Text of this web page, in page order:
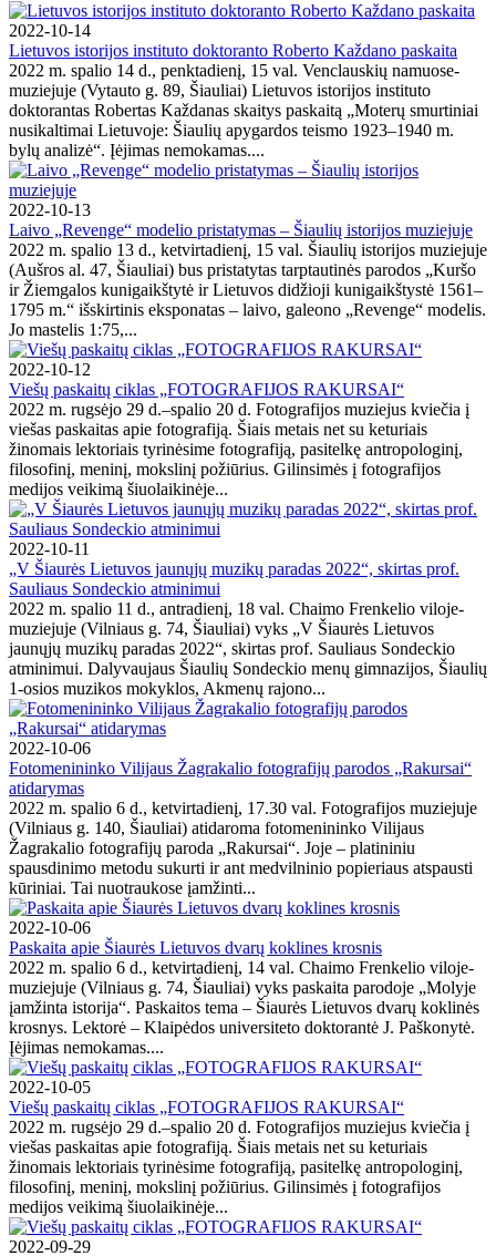
2022-10-14
Lietuvos istorijos instituto doktoranto Roberto Každano paskaita
2022 m. spalio 14 d., penktadienį, 15 val. Venclauskių namuose-
muziejuje (Vytauto g. 89, Šiauliai) Lietuvos istorijos instituto
doktorantas Robertas Každanas skaitys paskaitą „Moterų smurtiniai
nusikaltimai Lietuvoje: Šiaulių apygardos teismo 1923–1940 m.
bylų analizė“. Įėjimas nemokamas....
2022-10-13
Laivo „Revenge“ modelio pristatymas – Šiaulių istorijos muziejuje
2022 m. spalio 13 d., ketvirtadienį, 15 val. Šiaulių istorijos muziejuje
(Aušros al. 47, Šiauliai) bus pristatytas tarptautinės parodos „Kuršo
ir Žiemgalos kunigaikštytė ir Lietuvos didžioji kunigaikštystė 1561–
1795 m.“ išskirtinis eksponatas – laivo, galeono „Revenge“ modelis.
Jo mastelis 1:75,...
2022-10-12
Viešų paskaitų ciklas „FOTOGRAFIJOS RAKURSAI“
2022 m. rugsėjo 29 d.–spalio 20 d. Fotografijos muziejus kviečia į
viešas paskaitas apie fotografiją. Šiais metais net su keturiais
žinomais lektoriais tyrinėsime fotografiją, pasitelkę antropologinį,
filosofinį, meninį, mokslinį požiūrius. Gilinsimės į fotografijos
medijos veikimą šiuolaikinėje...
2022-10-11
„V Šiaurės Lietuvos jaunųjų muzikų paradas 2022“, skirtas prof.
Sauliaus Sondeckio atminimui
2022 m. spalio 11 d., antradienį, 18 val. Chaimo Frenkelio viloje-
muziejuje (Vilniaus g. 74, Šiauliai) vyks „V Šiaurės Lietuvos
jaunųjų muzikų paradas 2022“, skirtas prof. Sauliaus Sondeckio
atminimui. Dalyvaujaus Šiaulių Sondeckio menų gimnazijos, Šiaulių
1-osios muzikos mokyklos, Akmenų rajono...
2022-10-06
Fotomenininko Vilijaus Žagrakalio fotografijų parodos „Rakursai“
atidarymas
2022 m. spalio 6 d., ketvirtadienį, 17.30 val. Fotografijos muziejuje
(Vilniaus g. 140, Šiauliai) atidaroma fotomenininko Vilijaus
Žagrakalio fotografijų paroda „Rakursai“. Joje – platininiu
spausdinimo metodu sukurti ir ant medvilninio popieriaus atspausti
kūriniai. Tai nuotraukose įamžinti...
2022-10-06
Paskaita apie Šiaurės Lietuvos dvarų koklines krosnis
2022 m. spalio 6 d., ketvirtadienį, 14 val. Chaimo Frenkelio viloje-
muziejuje (Vilniaus g. 74, Šiauliai) vyks paskaita parodoje „Molyje
įamžinta istorija“. Paskaitos tema – Šiaurės Lietuvos dvarų koklinės
krosnys. Lektorė – Klaipėdos universiteto doktorantė J. Paškonytė.
Įėjimas nemokamas....
2022-10-05
Viešų paskaitų ciklas „FOTOGRAFIJOS RAKURSAI“
2022 m. rugsėjo 29 d.–spalio 20 d. Fotografijos muziejus kviečia į
viešas paskaitas apie fotografiją. Šiais metais net su keturiais
žinomais lektoriais tyrinėsime fotografiją, pasitelkę antropologinį,
filosofinį, meninį, mokslinį požiūrius. Gilinsimės į fotografijos
medijos veikimą šiuolaikinėje...
2022-09-29